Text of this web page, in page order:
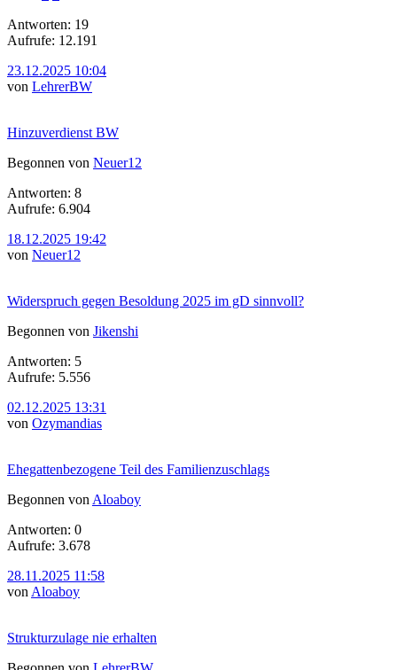
Antworten: 19
Aufrufe: 12.191
23.12.2025 10:04
von LehrerBW
Hinzuverdienst BW
Begonnen von Neuer12
Antworten: 8
Aufrufe: 6.904
18.12.2025 19:42
von Neuer12
Widerspruch gegen Besoldung 2025 im gD sinnvoll?
Begonnen von Jikenshi
Antworten: 5
Aufrufe: 5.556
02.12.2025 13:31
von Ozymandias
Ehegattenbezogene Teil des Familienzuschlags
Begonnen von Aloaboy
Antworten: 0
Aufrufe: 3.678
28.11.2025 11:58
von Aloaboy
Strukturzulage nie erhalten